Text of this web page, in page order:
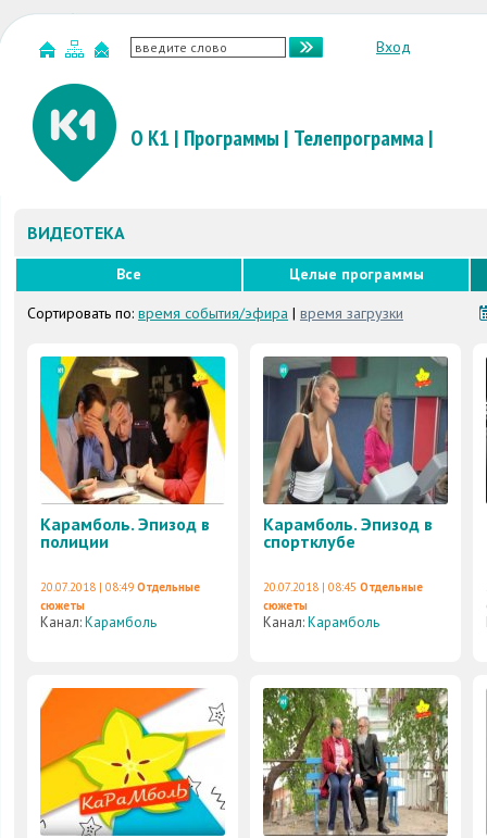
Вход
О К1 | Программы | Телепрограмма|
ВИДЕОТЕКА
Все
Целые программы
Сортировать по: время события/эфира | время загрузки
Карамболь. Эпизод в
полиции
20.07.2018 | 08:49 Отдельные
сюжеты
Канал:Карамболь
Карамболь. Эпизод в
спортклубе
20.07.2018 | 08:45 Отдельные
сюжеты
Канал:Карамболь